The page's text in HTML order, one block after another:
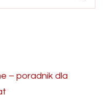
– poradnik dla